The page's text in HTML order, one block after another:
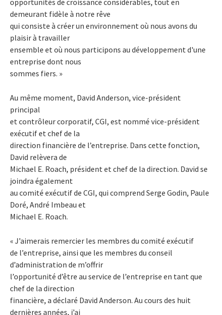
demeurant fidèle à notre rêve
qui consiste à créer un environnement où nous avons du
plaisir à travailler
ensemble et où nous participons au développement d'une
entreprise dont nous
sommes fiers. »
Au même moment, David Anderson, vice-président
principal
et contrôleur corporatif, CGI, est nommé vice-président
exécutif et chef de la
direction financière de l’entreprise. Dans cette fonction,
David relèvera de
Michael E. Roach, président et chef de la direction. David se
joindra également
au comité exécutif de CGI, qui comprend Serge Godin, Paule
Doré, André Imbeau et
Michael E. Roach.
« J’aimerais remercier les membres du comité exécutif
de l’entreprise, ainsi que les membres du conseil
d’administration de m’offrir
l’opportunité d’être au service de l’entreprise en tant que
chef de la direction
financière, a déclaré David Anderson. Au cours des huit
dernières années, j’ai